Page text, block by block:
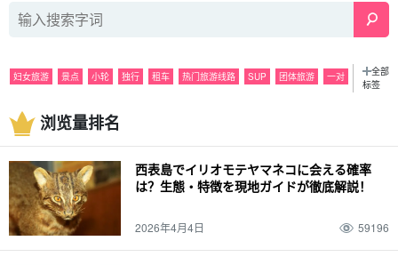
妇女旅游 景点 小轮 独行 租车 热门旅游线路 SUP 团体旅游 一对
特色产品和纪念品 皮划艇
天气 夏季 麦冬草 装束 秋季 驾驶 12 月 冬季 经历 春假 家庭
动物 西表野猫（Prionailurus bengalensis iriomotensis）
全部
标签
浏览量排名
西表島でイリオモテヤマネコに会える確率
は？生態・特徴を現地ガイドが徹底解説！
2026年4月4日 59196